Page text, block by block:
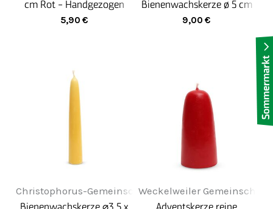
cm Rot - Handgezogen
5,90 €
Bienenwachskerze ø 5 cm
x 12 cm - Natur
9,00 €
Christophorus-Gemeinschaft
Bienenwachskerze ⌀3,5 x
Weckelweiler
Adventskerze reine